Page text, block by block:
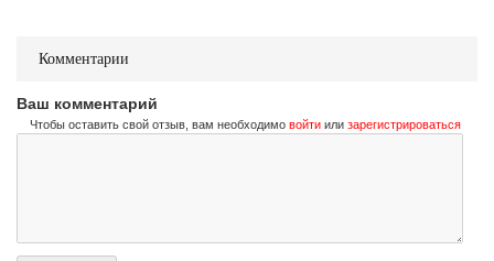
Комментарии
Ваш комментарий
Чтобы оставить свой отзыв, вам необходимо войти или зарегистрироваться